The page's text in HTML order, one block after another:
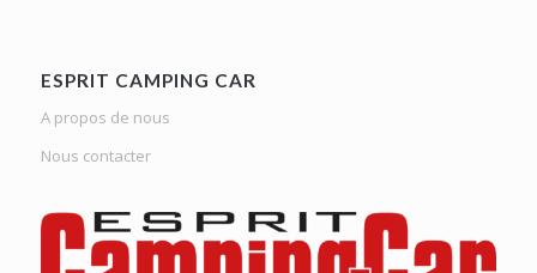
ESPRIT CAMPING CAR
A propos de nous
Nous contacter